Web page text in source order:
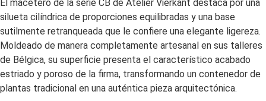
El macetero de la serie CB de Atelier Vierkant destaca por una
silueta cilíndrica de proporciones equilibradas y una base
sutilmente retranqueada que le confiere una elegante ligereza.
Moldeado de manera completamente artesanal en sus talleres
de Bélgica, su superficie presenta el característico acabado
estriado y poroso de la firma, transformando un contenedor de
plantas tradicional en una auténtica pieza arquitectónica.